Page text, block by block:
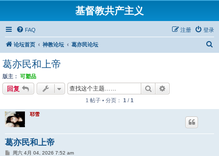
基督教共产主义
FAQ 登录
注册
论坛首页 神教论坛 葛亦民论坛
葛亦民和上帝
版主： 可塑品
回复 搜索
1 帖子 • 分页： 1 / 1
耶雪
葛亦民和上帝
帖周六 4月 04, 2026 7:52 am